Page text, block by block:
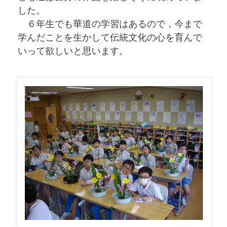
した。
６年生でも華道の学習はあるので，今まで
学んだことを生かして伝統文化の心を育んで
いって欲しいと思います。